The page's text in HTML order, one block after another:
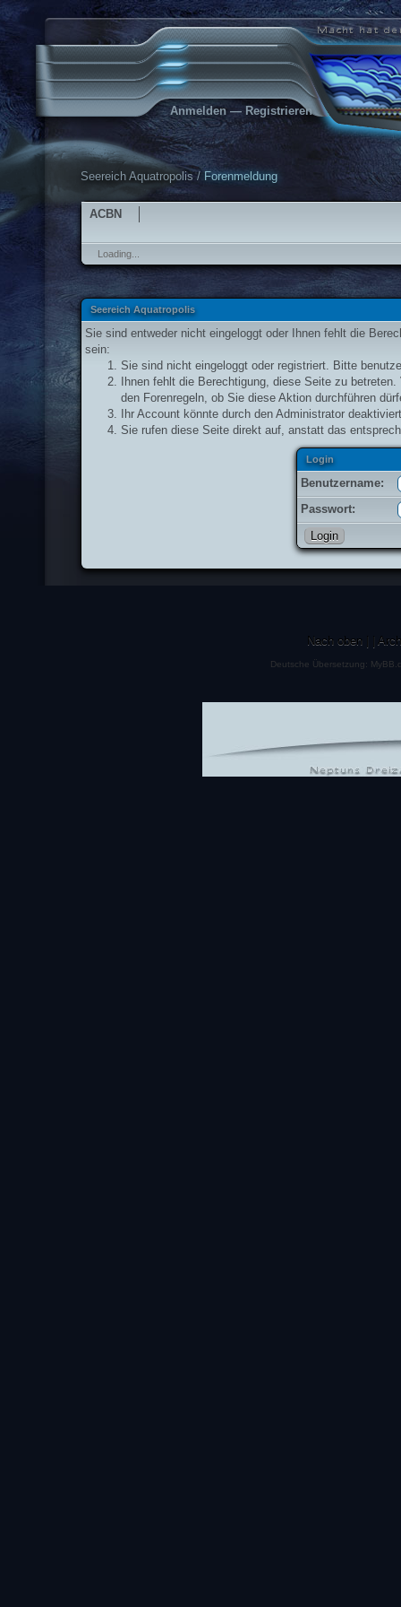
Anmelden — Registrieren
Seereich Aquatropolis/ Forenmeldung
ACBN
Loading...
Seereich Aquatropolis
Sie sind entweder nicht eingeloggt oder Ihnen fehlt die
sein:
Sie sind nicht eingeloggt oder registriert. Bitte
Ihnen fehlt die Berechtigung, diese Seite zu
den Forenregeln, ob Sie diese Aktion durchführen
Ihr Account könnte durch den Administrator
Sie rufen diese Seite direkt auf, anstatt das
Login
Benutzername:
Passwort:
Nach oben
Deutsche Übersetzung: